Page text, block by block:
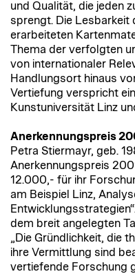
und Qualität, die jeden
sprengt. Die Lesbarkeit
erarbeiteten
Thema der verfolgten
von internationaler
Handlungsort hinaus
Vertiefung verspricht
Kunstuniversität Linz
Anerkennungspreis
Petra Stiermayr, geb.
Anerkennungspreis
12.000,- für ihr
am Beispiel Linz,
dem breit angelegten
„Die Gründlichkeit, die
ihre Vermittlung sind
vertiefende Forschung